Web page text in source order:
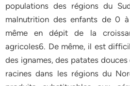
populations des régions du
malnutrition des enfants de 0
même en dépit de la
agricoles6. De même, il est
des ignames, des patates
racines dans les régions du